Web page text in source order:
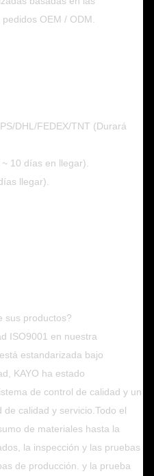
OEM / ODM.
DHL/FEDEX/TNT (Durará
10 días en llegar).
llegar).
sus productos?
ISO9001 en nuestra
estandarizada bajo
KAYO ha estado
de control de calidad y un
calidad y servicio.Todo el
de materiales hasta la
la inspección y las pruebas
de producción. y la prueba